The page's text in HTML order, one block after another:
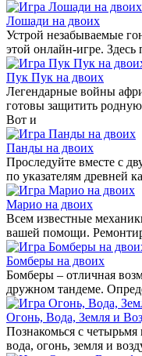
Лошади на двоих
Устрой незабываемые
этой онлайн-игре. Здесь
Пук Пук на двоих
Легендарные войны
готовы защитить
Вот и
Панды на двоих
Проследуйте вместе с
по указателям древней
Марио на двоих
Всем известные
вашей помощи.
Бомберы на двоих
Бомберы – отличная
дружном тандеме.
Огонь, Вода, Земля и
Познакомься с
вода, огонь, земля и